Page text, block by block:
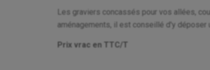
Les graviers concassés pour vos allées,
aménagements, il est conseillé d'y
Prix vrac en TTC/T